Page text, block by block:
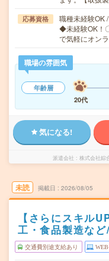
応募資格
職種未経験OK
◆未経験OK！
で気軽にオン
職場の雰囲気
年齢層
20代
気になる!
派遣会社 株式会社綜
未読 掲載日 2026/08/05
【さらにスキル
工・食品製造な
交通費別途支給あり